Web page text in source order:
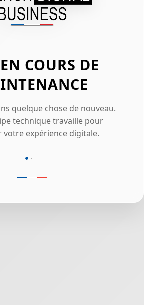
COURS DE
quelque chose de nouveau.
technique travaille pour
votre expérience digitale.